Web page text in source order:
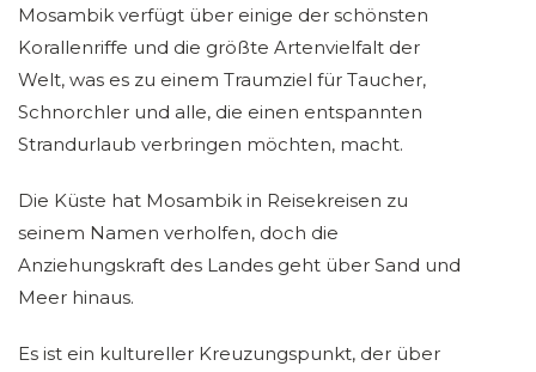
Mosambik verfügt über einige der schönsten
Korallenriffe und die größte Artenvielfalt der
Welt, was es zu einem Traumziel für Taucher,
Schnorchler und alle, die einen entspannten
Strandurlaub verbringen möchten, macht.
Die Küste hat Mosambik in Reisekreisen zu
seinem Namen verholfen, doch die
Anziehungskraft des Landes geht über Sand und
Meer hinaus.
Es ist ein kultureller Kreuzungspunkt, der über